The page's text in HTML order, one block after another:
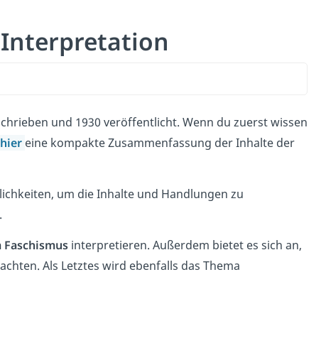
und 1930 veröffentlicht. Wenn du zuerst wissen
hier eine kompakte Zusammenfassung der Inhalte der
um die Inhalte und Handlungen zu
interpretieren. Außerdem bietet es sich an,
Als Letztes wird ebenfalls das Thema